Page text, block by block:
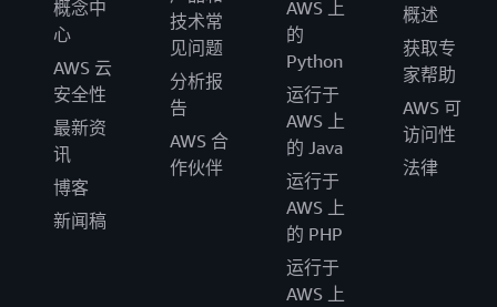
概念中
心
AWS 云
安全性
最新资
讯
博客
新闻稿
技术常
见问题
分析报
告
AWS 合
作伙伴
AWS 上
的
Python
运行于
AWS 上
的 Java
运行于
AWS 上
的 PHP
运行于
AWS 上
概述
获取专
家帮助
AWS 可
访问性
法律